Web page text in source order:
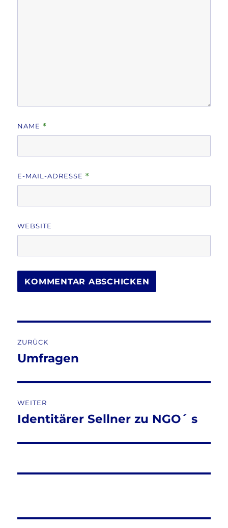
NAME *
E-MAIL-ADRESSE *
WEBSITE
ZURÜCK
Vorheriger
Umfragen
WEITER
Nächster
Identitärer Sellner zu NGO´ s